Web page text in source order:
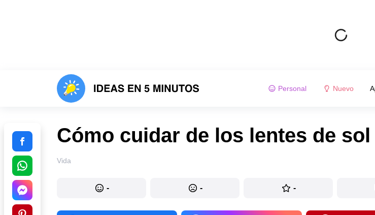
Personal Nuevo
Cómo cuidar de los lentes de sol
Vida
- - -